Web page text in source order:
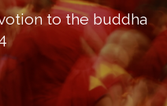
to the buddha